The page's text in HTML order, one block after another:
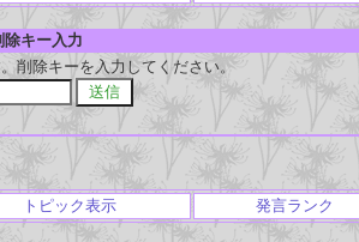
除キー入力
削除キーを入力してください。
トピック表示 発言ランク